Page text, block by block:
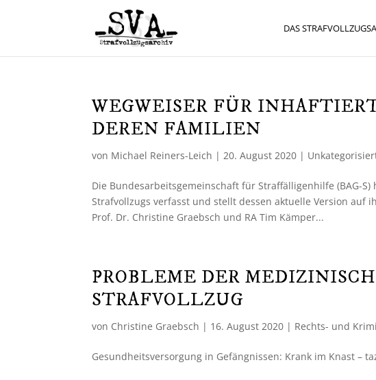
DAS
WEGWEISER FÜR
DEREN FAMILIEN
von Michael Reiners-Leich |20. August 2020 |
Die Bundesarbeitsgemeinschaft für Straffälligenhilfe (BAG-
Strafvollzugs verfasst und stellt dessen aktuelle Version auf
Prof. Dr. Christine Graebsch und RA Tim Kämper...
PROBLEME DER
STRAFVOLLZUG
von Christine Graebsch | 16. August 2020 | Rechts- und
Gesundheitsversorgung in Gefängnissen: Krank im Knast –